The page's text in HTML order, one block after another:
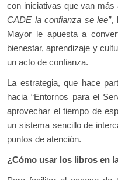
con iniciativas que van
CADE la confianza se lee”,
Mayor le apuesta a
bienestar, aprendizaje y
un acto de confianza.
La estrategia, que hace
hacia “Entornos para el
aprovechar el tiempo de
un sistema sencillo de
puntos de atención.
¿Cómo usar los libros en